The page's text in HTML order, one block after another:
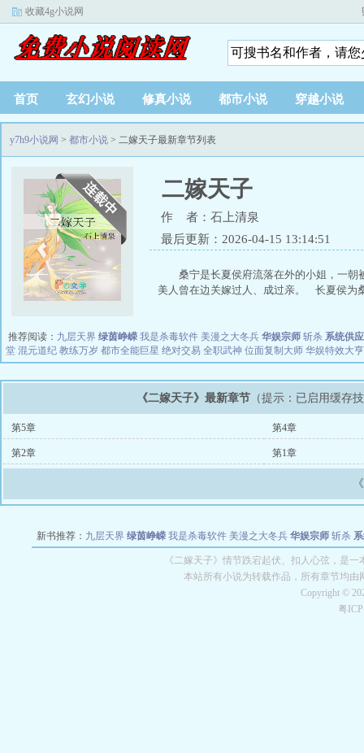
收藏4g小说网
首页 玄幻小说 修真小说 都市小说 穿越小说
y7h9小说网 > 都市小说 > 二嫁天子最新章节列表
二嫁天子
作 者：石上清泉
最后更新：2026-04-15 13:14:51
桑宁是长夏侯府流落在外的小姐，一
美人曾在边关嫁过人、成过亲。 长夏侯为
推荐阅读： 九层天界 绿茵峥嵘 我是杀毒软件 美漫之大冬兵 华娱宗师 斩杀 系统供
堂 混元道纪 教练万岁 都市全能巨星 绝对交易 全职武神 位面复制大师 华娱特效大亨
《二嫁天子》最新章节 （提示：已启用缓存
第5章 第4章
第2章 第1章
新书推荐： 九层天界 绿茵峥嵘 我是杀毒软件 美漫之大冬兵 华娱宗师 斩杀
教练万岁 都市全能巨星 绝对交易 全职武神 位面复
《二嫁天子》情节跌宕起伏、扣人心弦，是
本站所有小说为转载作品，所有章节均
Copyright ©
粤